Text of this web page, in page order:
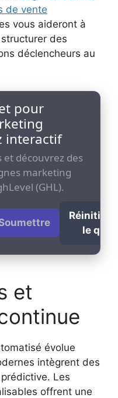
de vente
vous aideront à
des
déclencheurs au
pour
interactif
et découvrez des
marketing
(GHL).
le quiz
et
évolue
intègrent des
prédictive. Les
offrent une